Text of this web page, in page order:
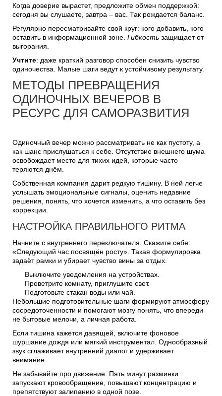
Когда доверие вырастет, предложите обмен поддержкой:
сегодня вы слушаете, завтра – вас. Так рождается баланс.
Регулярно пересматривайте свой круг: кого добавить, кого
оставить в информационной зоне. Гибкость защищает от
выгорания.
Учтите: даже краткий разговор способен снизить чувство
одиночества. Малые шаги ведут к устойчивому результату.
МЕТОДЫ ПРЕВРАЩЕНИЯ
ОДИНОЧНЫХ ВЕЧЕРОВ В
РЕСУРС ДЛЯ САМОРАЗВИТИЯ
Одиночный вечер можно рассматривать не как пустоту, а
как шанс прислушаться к себе. Отсутствие внешнего шума
освобождает место для тихих идей, которые часто
теряются днём.
Собственная компания дарит редкую тишину. В ней легче
услышать эмоциональные сигналы, оценить недавние
решения, понять, что хочется изменить, а что оставить без
коррекции.
НАСТРОЙКА ПРАВИЛЬНОГО РИТМА
Начните с внутреннего переключателя. Скажите себе:
«Следующий час посвящён росту». Такая формулировка
задаёт рамки и убирает чувство вины за отдых.
Выключите уведомления на устройствах.
Проветрите комнату, приглушите свет.
Подготовьте стакан воды или чай.
Небольшие подготовительные шаги формируют атмосферу
сосредоточенности и помогают мозгу понять, что впереди
не бытовые мелочи, а личная работа.
Если тишина кажется давящей, включите фоновое
шуршание дождя или мягкий инструментал. Однообразный
звук сглаживает внутренний диалог и удерживает
внимание.
Не забывайте про движение. Пять минут разминки
запускают кровообращение, повышают концентрацию и
препятствуют залипанию в одной позе.